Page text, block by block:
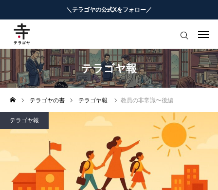
＼テラゴヤの公式Xをフォロー／
テラゴヤ報
テラゴヤの書 テラゴヤ報 教員の非常識〜後編
テラゴヤ報
はじめての方へ
教育ニュースまとめ
ヨミモノ・特集
マナビ・学習攻略
テラゴヤ週報
お知らせ